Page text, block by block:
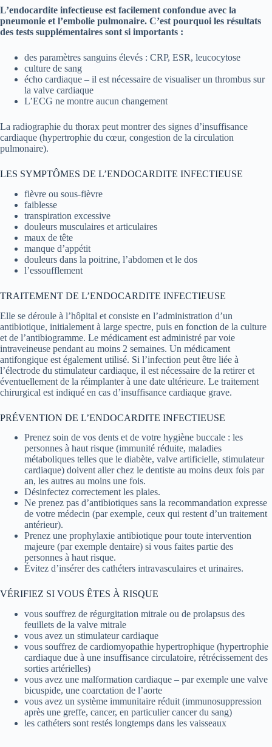
L’endocardite infectieuse est facilement confondue avec la
pneumonie et l’embolie pulmonaire. C’est pourquoi les résultats
des tests supplémentaires sont si importants :
des paramètres sanguins élevés : CRP, ESR, leucocytose
culture de sang
écho cardiaque – il est nécessaire de visualiser un thrombus sur
la valve cardiaque
L’ECG ne montre aucun changement
La radiographie du thorax peut montrer des signes d’insuffisance
cardiaque (hypertrophie du cœur, congestion de la circulation
pulmonaire).
LES SYMPTÔMES DE L’ENDOCARDITE INFECTIEUSE
fièvre ou sous-fièvre
faiblesse
transpiration excessive
douleurs musculaires et articulaires
maux de tête
manque d’appétit
douleurs dans la poitrine, l’abdomen et le dos
l’essoufflement
TRAITEMENT DE L’ENDOCARDITE INFECTIEUSE
Elle se déroule à l’hôpital et consiste en l’administration d’un
antibiotique, initialement à large spectre, puis en fonction de la culture
et de l’antibiogramme. Le médicament est administré par voie
intraveineuse pendant au moins 2 semaines. Un médicament
antifongique est également utilisé. Si l’infection peut être liée à
l’électrode du stimulateur cardiaque, il est nécessaire de la retirer et
éventuellement de la réimplanter à une date ultérieure. Le traitement
chirurgical est indiqué en cas d’insuffisance cardiaque grave.
PRÉVENTION DE L’ENDOCARDITE INFECTIEUSE
Prenez soin de vos dents et de votre hygiène buccale : les
personnes à haut risque (immunité réduite, maladies
métaboliques telles que le diabète, valve artificielle, stimulateur
cardiaque) doivent aller chez le dentiste au moins deux fois par
an, les autres au moins une fois.
Désinfectez correctement les plaies.
Ne prenez pas d’antibiotiques sans la recommandation expresse
de votre médecin (par exemple, ceux qui restent d’un traitement
antérieur).
Prenez une prophylaxie antibiotique pour toute intervention
majeure (par exemple dentaire) si vous faites partie des
personnes à haut risque.
Évitez d’insérer des cathéters intravasculaires et urinaires.
VÉRIFIEZ SI VOUS ÊTES À RISQUE
vous souffrez de régurgitation mitrale ou de prolapsus des
feuillets de la valve mitrale
vous avez un stimulateur cardiaque
vous souffrez de cardiomyopathie hypertrophique (hypertrophie
cardiaque due à une insuffisance circulatoire, rétrécissement des
sorties artérielles)
vous avez une malformation cardiaque – par exemple une valve
bicuspide, une coarctation de l’aorte
vous avez un système immunitaire réduit (immunosuppression
après une greffe, cancer, en particulier cancer du sang)
les cathéters sont restés longtemps dans les vaisseaux